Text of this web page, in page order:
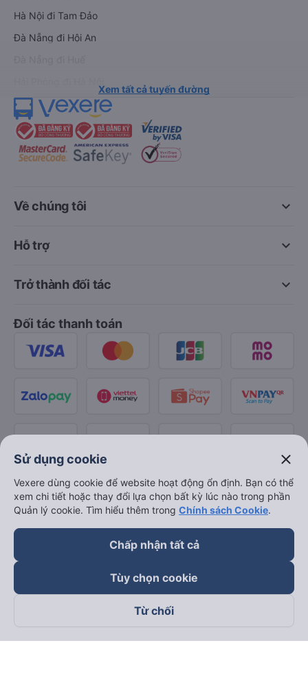
Hà Nội đi Tam Đảo
Đà Nẵng đi Hội An
Xem tất cả tuyến đường
keyboard_arrow_down
Về chúng tôi
keyboard_arrow_down
Hỗ trợ
keyboard_arrow_down
Trở thành đối tác
Đối tác thanh toán
Theo dõi chúng tôi trên
Sử dụng cookie close
Vexere dùng cookie để website hoạt động ổn định. Bạn có thể
xem chi tiết hoặc thay đổi lựa chọn bất kỳ lúc nào trong phần
Quản lý cookie. Tìm hiểu thêm trong Chính sách Cookie.
Chấp nhận tất cả
Tùy chọn cookie
Từ chối